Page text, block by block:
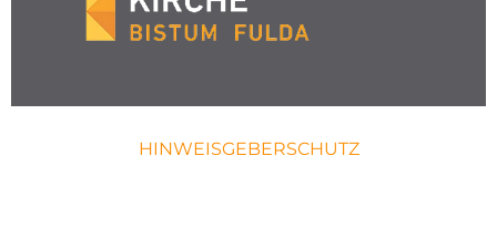
HINWEISGEBERSCHUTZ